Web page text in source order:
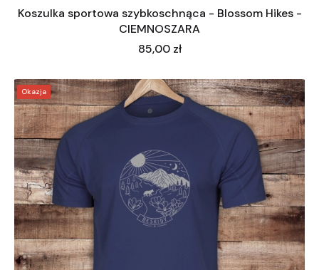
Koszulka sportowa szybkoschnąca - Blossom Hikes -
CIEMNOSZARA
Cena
85,00 zł
Okazja